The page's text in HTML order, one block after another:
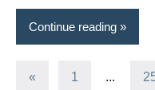
Continue reading
文
« Previous
1 ...